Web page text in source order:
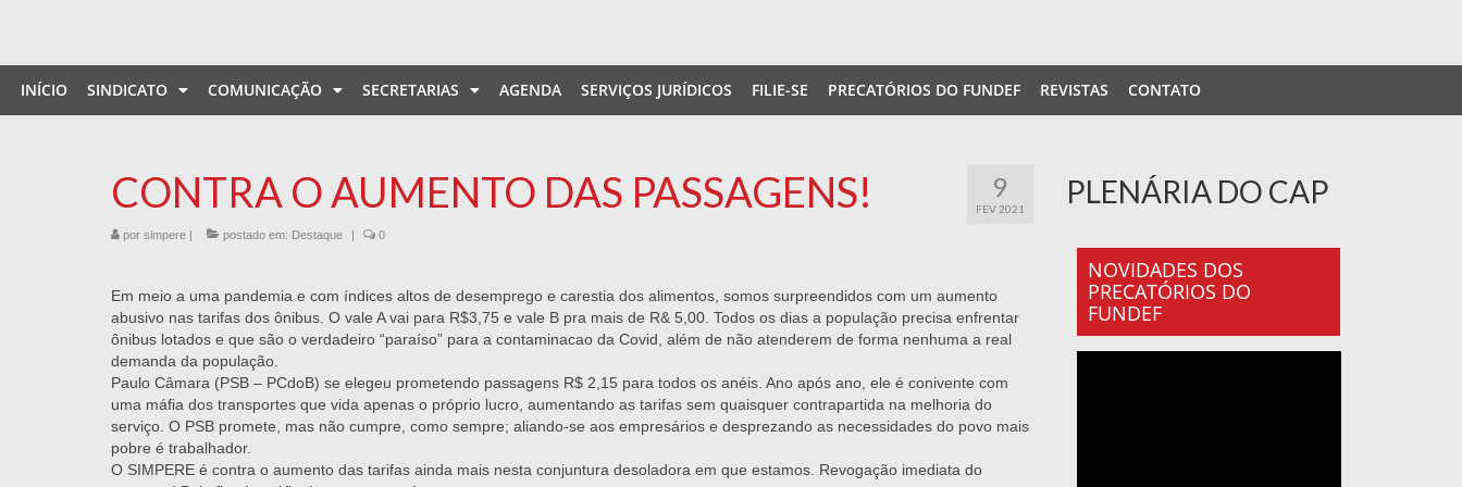
INÍCIO SINDICATO COMUNICAÇÃO SECRETARIAS AGENDA SERVIÇOS JURÍDICOS FILIE-SE PRECATÓRIOS DO FUNDEF REVISTAS CONTATO
9
FEV 2021
CONTRA O AUMENTO DAS PASSAGENS!
por simpere | postado em: Destaque | 0
Em meio a uma pandemia e com índices altos de desemprego e carestia dos alimentos, somos surpreendidos com um aumento
abusivo nas tarifas dos ônibus. O vale A vai para R$3,75 e vale B pra mais de R& 5,00. Todos os dias a população precisa enfrentar
ônibus lotados e que são o verdadeiro “paraíso” para a contaminacao da Covid, além de não atenderem de forma nenhuma a real
demanda da população.
Paulo Câmara (PSB – PCdoB) se elegeu prometendo passagens R$ 2,15 para todos os anéis. Ano após ano, ele é conivente com
uma máfia dos transportes que vida apenas o próprio lucro, aumentando as tarifas sem quaisquer contrapartida na melhoria do
serviço. O PSB promete, mas não cumpre, como sempre; aliando-se aos empresários e desprezando as necessidades do povo mais
pobre é trabalhador.
O SIMPERE é contra o aumento das tarifas ainda mais nesta conjuntura desoladora em que estamos. Revogação imediata do
PLENÁRIA DO CAP
NOVIDADES DOS
PRECATÓRIOS DO
FUNDEF